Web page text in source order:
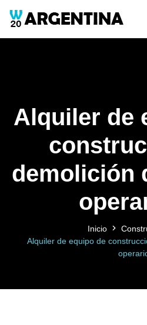
Alquiler de
demolición
Inicio
Alquiler de equipo de